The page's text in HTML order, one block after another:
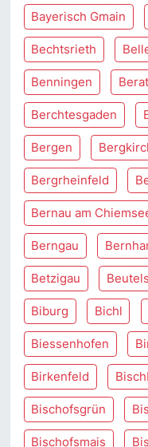
Bayerisch Gmain
Bechtsrieth
Benningen
Berchtesgaden
Bergen
Bergrheinfeld
Bernau am
Berngau
Betzigau
Biburg Bichl
Biessenhofen
Birkenfeld
Bischofsgrün
Bischofsmais